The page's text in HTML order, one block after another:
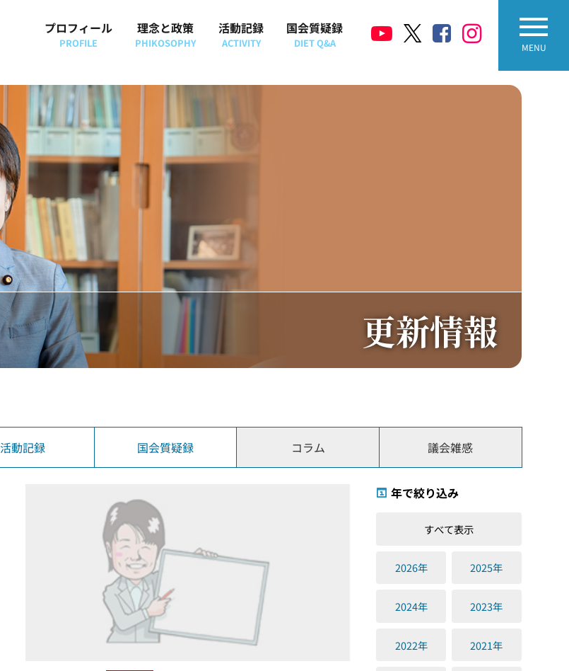
プロフィール
PROFILE
理念と政策
PHIKOSOPHY
活動記録
ACTIVITY
国会質疑録
DIET Q&A MENU
更新情報
活動記録 国会質疑録 コラム 議会雑感
年で絞り込み
すべて表示
2026年 2025年
2024年 2023年
2022年 2021年